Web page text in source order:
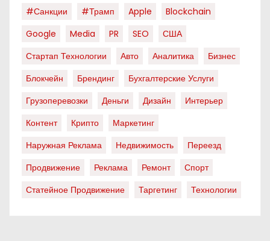
#санкции
#трамп Apple
Blockchain
Google
Media PR SEO
США
Стартап Технологии
Авто Аналитика
Бизнес
Блокчейн
Брендинг
Бухгалтерские Услуги
Грузоперевозки
Деньги Дизайн
Интерьер
Контент
Крипто
Маркетинг
Наружная Реклама
Недвижимость
Переезд
Продвижение
Реклама Ремонт
Спорт
Статейное Продвижение
Таргетинг Технологии